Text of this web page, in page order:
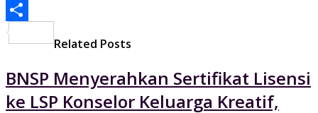
PrintFriendly
Related Posts
BNSP Menyerahkan Sertifikat Lisensi
ke LSP Konselor Keluarga Kreatif,